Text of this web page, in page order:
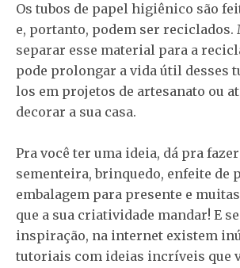
Os tubos de papel higiênico são
e, portanto, podem ser reciclados.
separar esse material para a
pode prolongar a vida útil desses
los em projetos de artesanato ou
decorar a sua casa.
Pra você ter uma ideia, dá pra
sementeira, brinquedo, enfeite de
embalagem para presente e
que a sua criatividade mandar! E
inspiração, na internet existem
tutoriais com ideias incríveis que